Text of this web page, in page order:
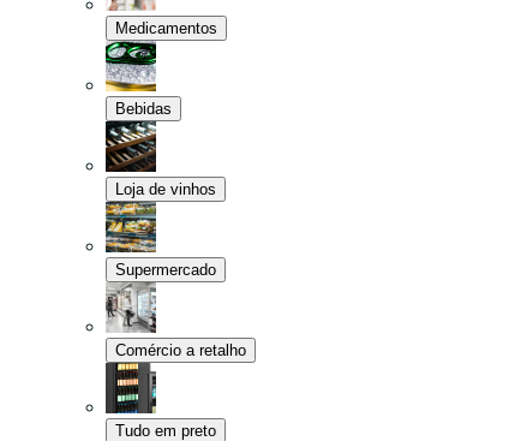
Medicamentos
Bebidas
Loja de vinhos
Supermercado
Comércio a retalho
Tudo em preto